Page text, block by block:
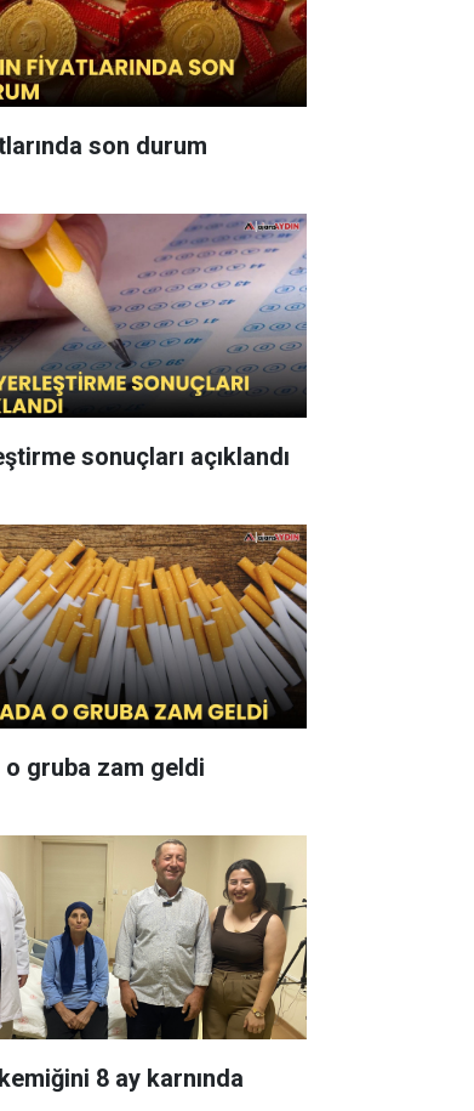
son durum
sonuçları açıklandı
gruba zam geldi
8 ay karnında